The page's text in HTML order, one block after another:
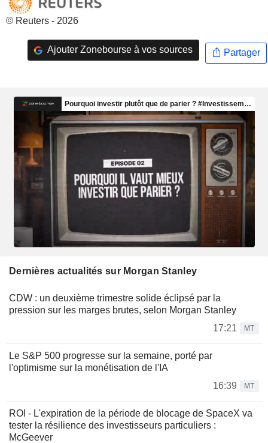
© Reuters - 2026
Ajouter Zonebourse à vos sources Partager
Dernières actualités sur Morgan Stanley
CDW : un deuxième trimestre solide éclipsé par la
pression sur les marges brutes, selon Morgan Stanley
17:21
MT
Le S&P 500 progresse sur la semaine, porté par
l'optimisme sur la monétisation de l'IA
16:39
MT
ROI - L'expiration de la période de blocage de SpaceX va
tester la résilience des investisseurs particuliers :
McGeever